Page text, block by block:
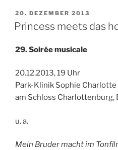
VERÖFFENTLICHT
AM
20. DEZEMBER 2013
Princess meets das
29. Soirée musicale
20.12.2013, 19 Uhr
Park-Klinik Sophie Charlotte
am Schloss Charlottenburg,
u. a.
Mein Bruder macht im